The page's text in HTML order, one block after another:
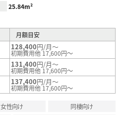
25.84m²
月額目安
128,400円/月～
初期費用他 17,600円～
131,400円/月～
初期費用他 17,600円～
137,400円/月～
初期費用他 17,600円～
女性向け
同棲向け